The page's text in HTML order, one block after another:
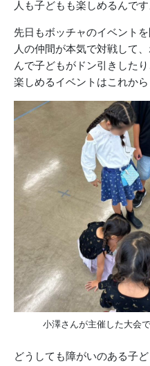
人も子どもも楽しめるんです
先日もボッチャのイベント
人の仲間が本気で対戦して
んで子どもがドン引きした
楽しめるイベントはこれか
小澤さんが主催した大会
どうしても障がいのある子